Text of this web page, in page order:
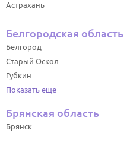
Астрахань
Белгородская область
Белгород
Старый Оскол
Губкин
Показать еще
Брянская область
Брянск